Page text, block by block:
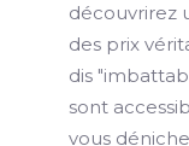
découvrirez
des prix
dis
sont
vous